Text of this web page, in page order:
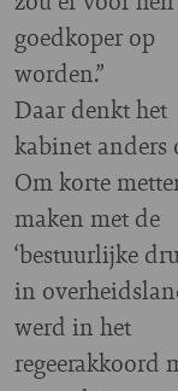
goedkoper op
worden.”
Daar denkt het
kabinet anders
Om korte
maken met de
‘bestuurlijke
in
werd in het
regeerakkoord